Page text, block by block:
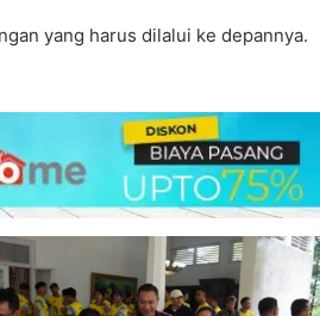
yang harus dilalui ke depannya.